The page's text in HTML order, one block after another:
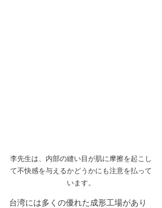
李先生は、内部の縫い目が肌に摩擦を起こし
て不快感を与えるかどうかにも注意を払って
います。
台湾には多くの優れた成形工場があり